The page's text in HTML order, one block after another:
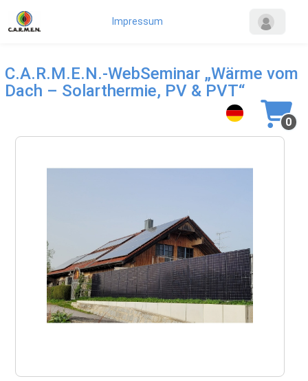
Impressum
C.A.R.M.E.N.-WebSeminar „Wärme vom
Dach – Solarthermie, PV & PVT“
0